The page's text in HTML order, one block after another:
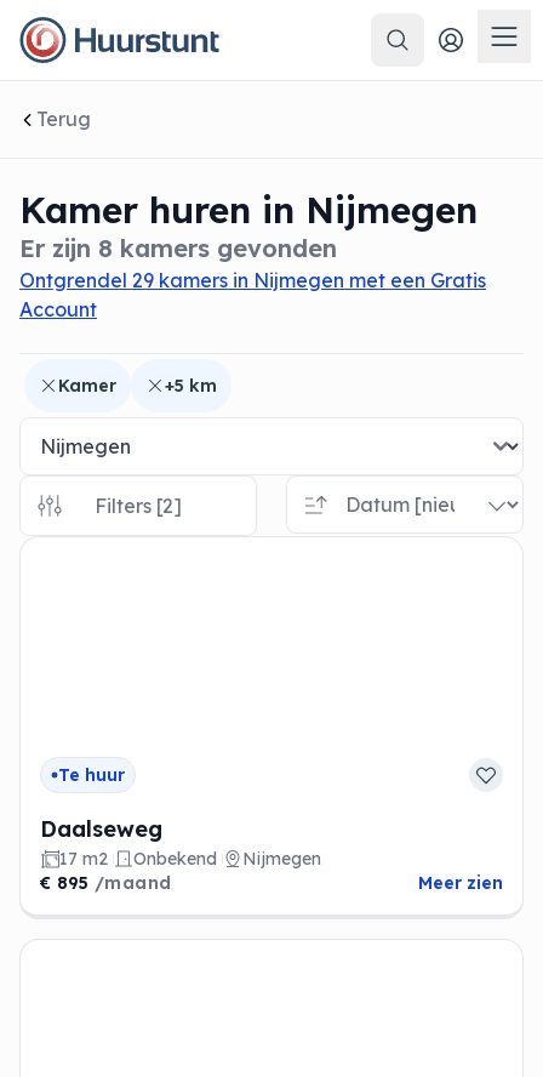
Zoeken
Terug
Kamer huren in Nijmegen
Er zijn 8 kamers gevonden
Ontgrendel 29 kamers in Nijmegen met een Gratis
Account
sluiten
Kamer +5 km
Filters [2]
Te huur
Daalseweg
17 m2 Onbekend
Nijmegen
€ 895 /maand Meer zien